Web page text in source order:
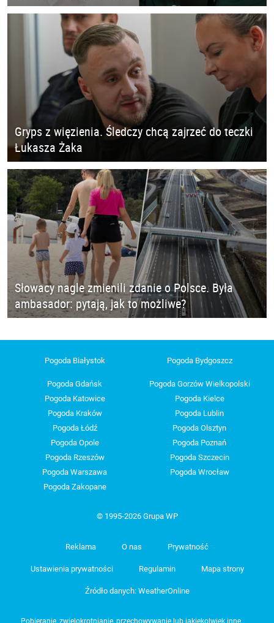
Gryps z więzienia. Śledczy chcą zajrzeć do teczki
Łukasza Żaka
Słowacy nagle zmienili zdanie o Polsce. Była
ambasador: pytają, jak to możliwe?
Pogoda Białystok Pogoda Bydgoszcz
Pogoda Gdańsk
Pogoda Gorzów Wielkopolski
Pogoda Katowice
Pogoda Kielce
Pogoda Kraków
Pogoda Lublin
Pogoda Łódź
Pogoda Olsztyn
Pogoda Opole
Pogoda Poznań
Pogoda Rzeszów
Pogoda Szczecin
Pogoda Warszawa
Pogoda Wrocław
Pogoda Zakopane
© 1995-2026 Grupa WP
Reklama O nas Prywatność
Ustawienia prywatności Regulamin Mapa strony
Źródło danych: WeatherOnline
Pobieranie, zwielokrotnianie, przechowywanie lub jakiekolwiek inne